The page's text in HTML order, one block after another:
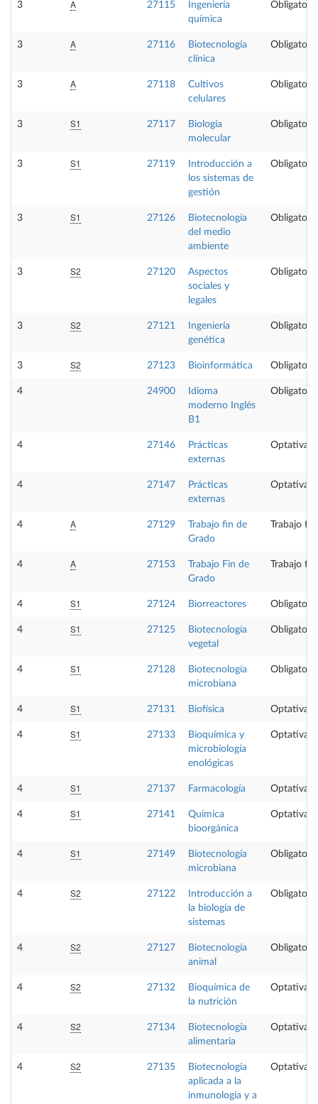
3 A 27115
Ingeniería
química
Obligatoria
3 A 27116
Biotecnología
clínica
Obligatoria
3 A 27118
Cultivos
celulares
Obligatoria
3 S1 27117
Biología
molecular
Obligatoria
3 S1 27119
Introducción a
los sistemas de
gestión
Obligatoria
3 S1 27126
Biotecnología
del medio
ambiente
Obligatoria
3 S2 27120
Aspectos
sociales y
legales
Obligatoria
3 S2 27121
Ingeniería
genética
Obligatoria
3 S2 27123 Bioinformática Obligatoria
4 24900
Idioma
moderno Inglés
B1
Obligatoria
4 27146
Prácticas
externas
Optativa
4 27147
Prácticas
externas
Optativa
4 A 27129
Trabajo fin de
Grado
Trabajo
4 A 27153
Trabajo Fin de
Grado
Trabajo
4 S1 27124 Biorreactores Obligatoria
4 S1 27125
Biotecnología
vegetal
Obligatoria
4 S1 27128
Biotecnología
microbiana
Obligatoria
4 S1 27131 Biofísica Optativa
4 S1 27133
Bioquímica y
microbiología
enológicas
Optativa
4 S1 27137 Farmacología Optativa
4 S1 27141
Química
bioorgánica
Optativa
4 S1 27149
Biotecnología
microbiana
Obligatoria
4 S2 27122
Introducción a
la biología de
sistemas
Obligatoria
4 S2 27127
Biotecnología
animal
Obligatoria
4 S2 27132
Bioquímica de
la nutrición
Optativa
4 S2 27134
Biotecnología
alimentaria
Optativa
4 S2 27135
Biotecnología
aplicada a la
inmunología y a
Optativa